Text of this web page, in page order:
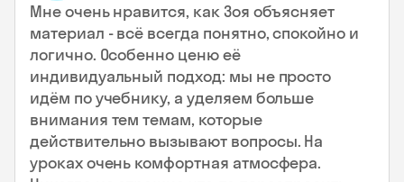
Мне очень нравится, как Зоя объясняет
материал - всё всегда понятно, спокойно и
логично. Особенно ценю её
индивидуальный подход: мы не просто
идём по учебнику, а уделяем больше
внимания тем темам, которые
действительно вызывают вопросы. На
уроках очень комфортная атмосфера.